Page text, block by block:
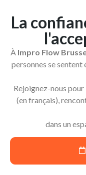
La
À Impro Flow
personnes se sentent
Rejoignez-nous
(en français),
dans un